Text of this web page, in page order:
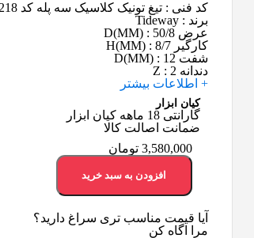
کد فنی : تیغ تونیک کلاسیک سه پله کد 141218
برند : Tideway
عرض D(MM) : 50/8
کارگیر H(MM) : 8/7
شفت D(MM) : 12
دندانه Z : 2
+ اطلاعات بیشتر
کیان ابزار
گارانتی 18 ماهه کیان ابزار
ضمانت اصالت کالا
3,580,000 تومان
افزودن به سبد خرید
آیا قیمت مناسب تری سراغ دارید؟
مرا اگاه کن